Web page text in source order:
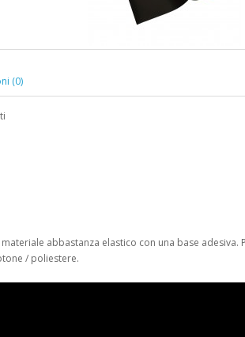
(0)
abbastanza elastico con una base
/ poliestere.